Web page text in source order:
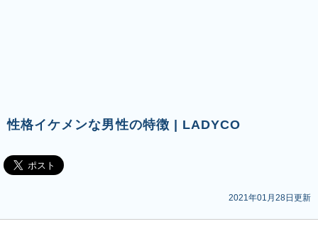
性格イケメンな男性の特徴 | LADYCO
2021年01月28日更新